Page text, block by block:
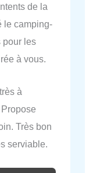
de la
le camping-
pour les
à vous.
à
Très bon
serviable.